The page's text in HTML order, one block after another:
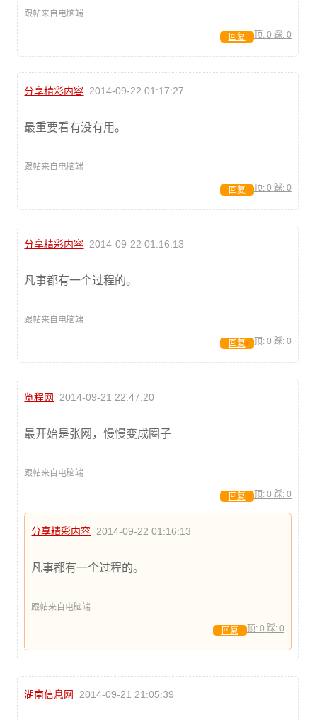
跟帖来自电脑端
顶: 0 踩: 0
回复
分享精彩内容 2014-09-22 01:17:27
最重要看有没有用。
跟帖来自电脑端
顶: 0 踩: 0
回复
分享精彩内容 2014-09-22 01:16:13
凡事都有一个过程的。
跟帖来自电脑端
顶: 0 踩: 0
回复
览程网 2014-09-21 22:47:20
最开始是张网，慢慢变成圈子
跟帖来自电脑端
顶: 0 踩: 0
回复
分享精彩内容 2014-09-22 01:16:13
凡事都有一个过程的。
跟帖来自电脑端
顶: 0 踩: 0
回复
湖南信息网 2014-09-21 21:05:39